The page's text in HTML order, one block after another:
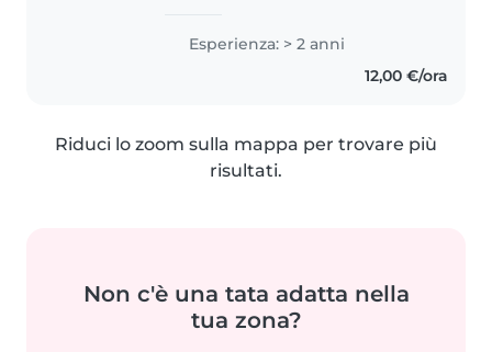
tiempo con ellos , me gusta crear
un ambiente seguro y divertido,
ayudándoles en sus tareas y..
Esperienza: > 2 anni
12,00 €/ora
Riduci lo zoom sulla mappa per trovare più
risultati.
Non c'è una tata adatta nella
tua zona?